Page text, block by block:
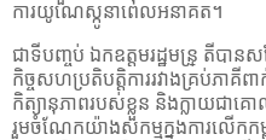
ការយូណេស្កូនាពេលអនាគត។
ជាទីបញ្ចប់ ឯកឧត្តមរដ្ឋមន្រ្ តី​បាន
កិច្ចសហប្រតិបត្តិការរវាងគ្រប់ភាគី
កិត្យានុភាពរបស់ខ្លួន និងក្លាយជ
រួមចំណែកយ៉ាងសកម្មក្នុងការលើកកម្ព